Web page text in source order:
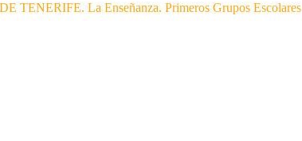
TENERIFE. La Enseñanza. Primeros Grupos Escolares